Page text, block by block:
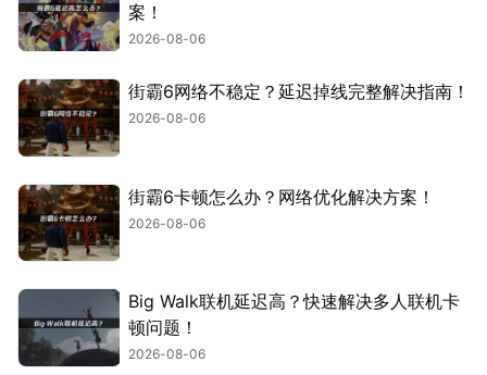
案！
2026-08-06
街霸6网络不稳定？延迟掉线完整解决指南！
2026-08-06
街霸6卡顿怎么办？网络优化解决方案！
2026-08-06
Big Walk联机延迟高？快速解决多人联机卡
顿问题！
2026-08-06